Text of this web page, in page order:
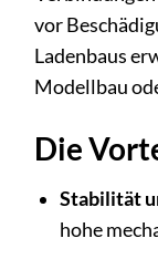
vor
Ladenbaus
Modellbau
Die
Stabilität
hohe